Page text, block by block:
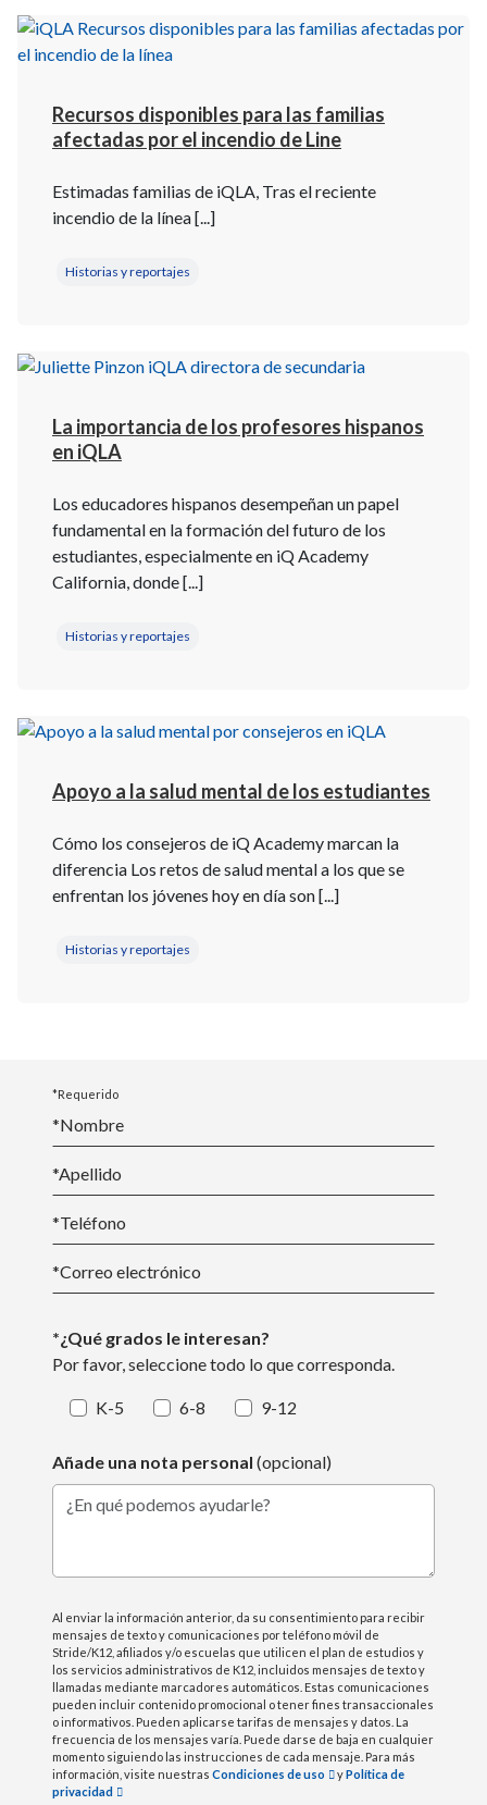
Recursos disponibles para las familias
afectadas por el incendio de Line
Estimadas familias de iQLA, Tras el reciente
incendio de la línea [...]
Historias y reportajes
La importancia de los profesores hispanos
en iQLA
Los educadores hispanos desempeñan un papel
fundamental en la formación del futuro de los
estudiantes, especialmente en iQ Academy
California, donde [...]
Historias y reportajes
Apoyo a la salud mental de los estudiantes
Cómo los consejeros de iQ Academy marcan la
diferencia Los retos de salud mental a los que se
enfrentan los jóvenes hoy en día son [...]
Historias y reportajes
*Requerido
*Nombre
*Apellido
*Teléfono
*Correo electrónico
*¿Qué grados le interesan?
Por favor, seleccione todo lo que corresponda.
K-5 6-8 9-12
Añade una nota personal (opcional)
¿En qué podemos ayudarle?
Al enviar la información anterior, da su consentimiento para recibir
mensajes de texto y comunicaciones por teléfono móvil de
Stride/K12, afiliados y/o escuelas que utilicen el plan de estudios y
los servicios administrativos de K12, incluidos mensajes de texto y
llamadas mediante marcadores automáticos. Estas comunicaciones
pueden incluir contenido promocional o tener fines transaccionales
o informativos. Pueden aplicarse tarifas de mensajes y datos. La
frecuencia de los mensajes varía. Puede darse de baja en cualquier
momento siguiendo las instrucciones de cada mensaje. Para más
información, visite nuestras Condiciones de uso yPolítica de
privacidad